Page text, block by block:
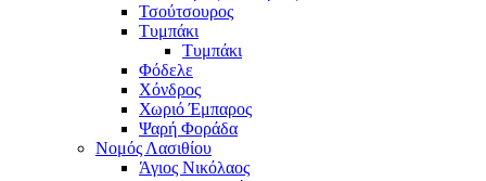
Τσούτσουρος
Τυμπάκι
Τυμπάκι
Φόδελε
Χόνδρος
Χωριό Έμπαρος
Ψαρή Φοράδα
Νομός Λασιθίου
Άγιος Νικόλαος